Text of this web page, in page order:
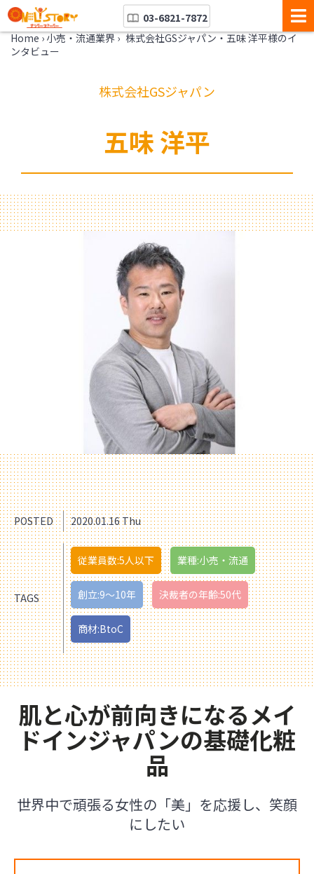
03-6821-7872
Home › 小売・流通業界 › 株式会社GSジャパン・五味 洋平様のイ
ンタビュー
株式会社GSジャパン
五味 洋平
POSTED 2020.01.16 Thu
TAGS
従業員数:5人以下 業種:小売・流通
創立:9〜10年 決裁者の年齢:50代
商材:BtoC
肌と心が前向きになるメイ
ドインジャパンの基礎化粧
品
世界中で頑張る女性の「美」を応援し、笑顔
にしたい